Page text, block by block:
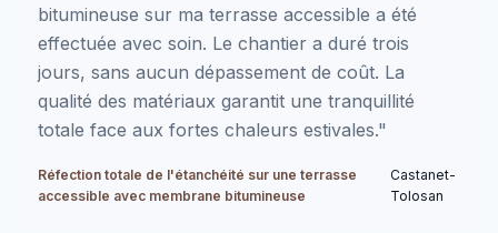
bitumineuse sur ma terrasse accessible a été
effectuée avec soin. Le chantier a duré trois
jours, sans aucun dépassement de coût. La
qualité des matériaux garantit une tranquillité
totale face aux fortes chaleurs estivales."
Réfection totale de l'étanchéité sur une terrasse
accessible avec membrane bitumineuse
Castanet-
Tolosan